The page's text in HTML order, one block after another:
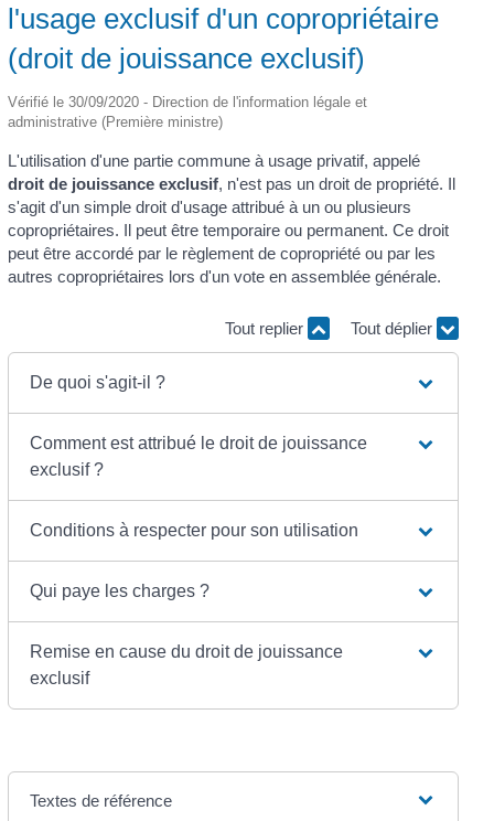
l'usage exclusif d'un copropriétaire
(droit de jouissance exclusif)
Vérifié le 30/09/2020 - Direction de l'information légale et
administrative (Première ministre)
L'utilisation d'une partie commune à usage privatif, appelé
droit de jouissance exclusif, n'est pas un droit de propriété. Il
s'agit d'un simple droit d'usage attribué à un ou plusieurs
copropriétaires. Il peut être temporaire ou permanent. Ce droit
peut être accordé par le règlement de copropriété ou par les
autres copropriétaires lors d'un vote en assemblée générale.
Tout replier Tout déplier
De quoi s'agit-il ?
Comment est attribué le droit de jouissance
exclusif ?
Conditions à respecter pour son utilisation
Qui paye les charges ?
Remise en cause du droit de jouissance
exclusif
Textes de référence